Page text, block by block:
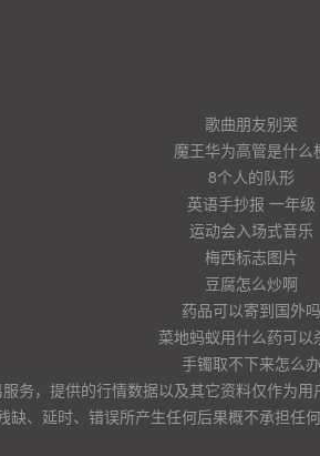
歌曲朋友别哭
魔王华为高管是什么
8个人的队形
英语手抄报 一年级
运动会入场式音乐
梅西标志图片
豆腐怎么炒啊
药品可以寄到国外吗
菜地蚂蚁用什么药可以
手镯取不下来怎么办
务，提供的行情数据以及其它资料仅作为
缺、延时、错误所产生任何后果概不承担任